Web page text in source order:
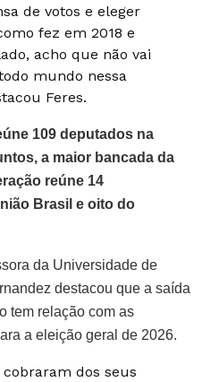
de votos e eleger
fez em 2018 e
acho que não vai
mundo nessa
Feres.
109 deputados na
a maior bancada da
reúne 14
Brasil e oito do
da Universidade de
destacou que a saída
tem relação com as
a eleição geral de 2026.
dos seus